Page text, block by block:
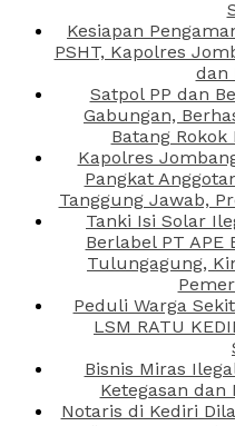
Kesiapan
PSHT, Kapolres
dan
Satpol PP dan
Gabungan,
Batang Rokok
Kapolres
Pangkat
Tanggung Jawab,
Tanki Isi Solar
Berlabel PT APE
Tulungagung,
Peduli Warga
LSM RATU
Bisnis Miras
Ketegasan dan
Notaris di Kediri